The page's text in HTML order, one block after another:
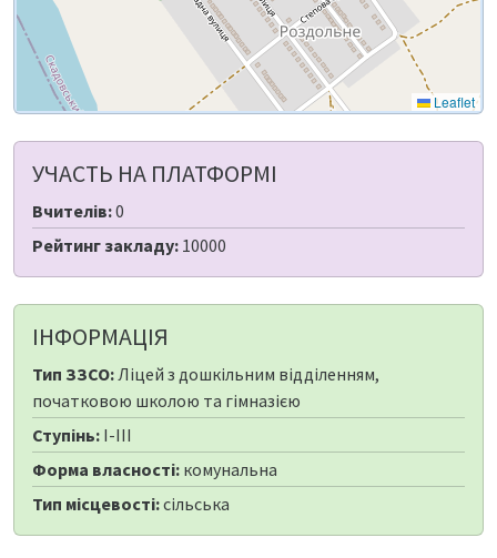
Leaflet
УЧАСТЬ НА ПЛАТФОРМІ
Вчителів:0
Рейтинг закладу: 10000
ІНФОРМАЦІЯ
Тип ЗЗСО:Ліцей з дошкільним відділенням,
початковою школою та гімназією
Ступінь: I-III
Форма власності: комунальна
Тип місцевості:сільська